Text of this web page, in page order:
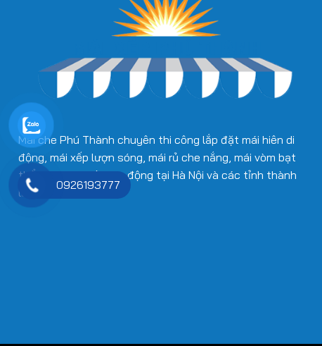
Mái che Phú Thành chuyên thi công lắp đặt mái hiên di
động, mái xếp lượn sóng, mái rủ che nắng, mái vòm bạt
thẩm mỹ, mái kính tự động tại Hà Nội và các tỉnh thành
lân cận
0926193777